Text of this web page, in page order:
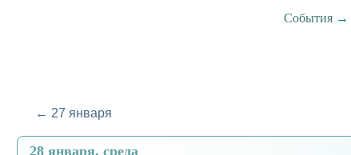
События →
← 27 января
28 января, среда